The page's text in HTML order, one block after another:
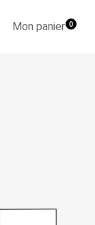
Mon panier0